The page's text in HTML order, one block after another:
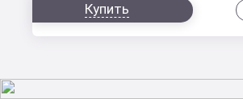
Купить